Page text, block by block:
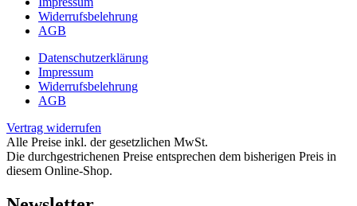
Widerrufsbelehrung
AGB
Datenschutzerklärung
Impressum
Widerrufsbelehrung
AGB
Vertrag widerrufen
Alle Preise inkl. der gesetzlichen MwSt.
Die durchgestrichenen Preise entsprechen dem bisherigen Preis in
diesem Online-Shop.